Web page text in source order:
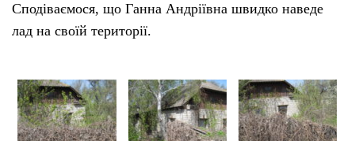
Підтримати «місцевих»
Етичний кодекс
Сподіваємося, що Ганна Андріївна швидко наведе
лад на своїй території.